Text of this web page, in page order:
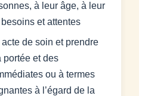
à leur âge, à leur
et attentes
de soin et prendre
portée et des
ou à termes
à l’égard de la